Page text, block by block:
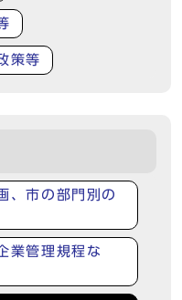
策等
、市の部門別の
業管理規程な